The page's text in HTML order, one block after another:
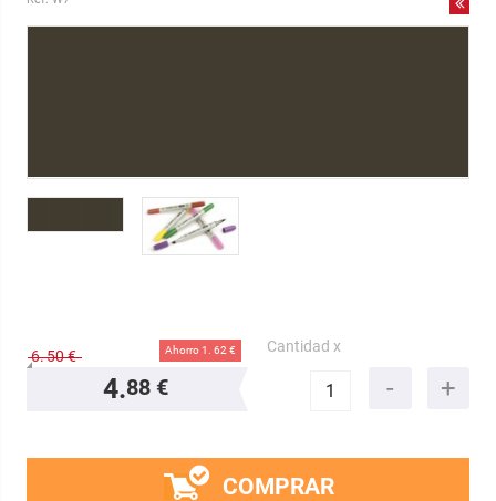
6.50 € Ahorro 1. 62 €
4.88 €
Cantidad x
COMPRAR